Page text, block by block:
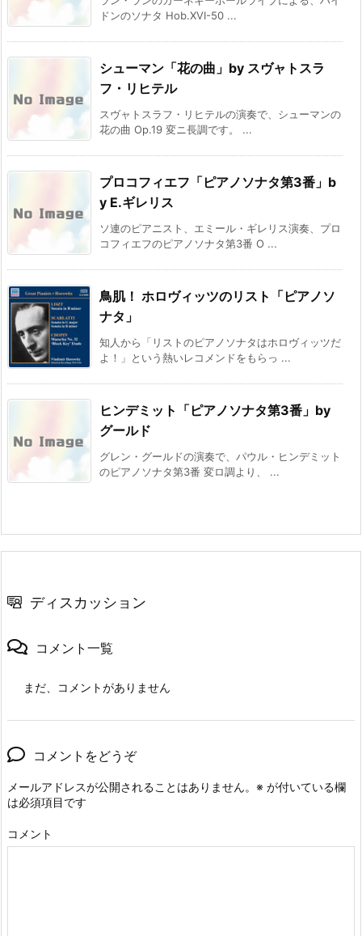
ドンのソナタ Hob.XVI-50 ...
シューマン「花の曲」by スヴャトスラ
フ・リヒテル
スヴャトスラフ・リヒテルの演奏で、シューマンの
花の曲 Op.19 変ニ長調です。 ...
プロコフィエフ「ピアノソナタ第3番」b
y E.ギレリス
ソ連のピアニスト、エミール・ギレリス演奏、プロ
コフィエフのピアノソナタ第3番 O ...
鳥肌！ ホロヴィッツのリスト「ピアノソ
ナタ」
知人から「リストのピアノソナタはホロヴィッツだ
よ！」という熱いレコメンドをもらっ ...
ヒンデミット「ピアノソナタ第3番」by
グールド
グレン・グールドの演奏で、パウル・ヒンデミット
のピアノソナタ第3番 変ロ調より、 ...
ディスカッション
コメント一覧
まだ、コメントがありません
コメントをどうぞ
メールアドレスが公開されることはありません。 ※ が付いている欄
は必須項目です
コメント